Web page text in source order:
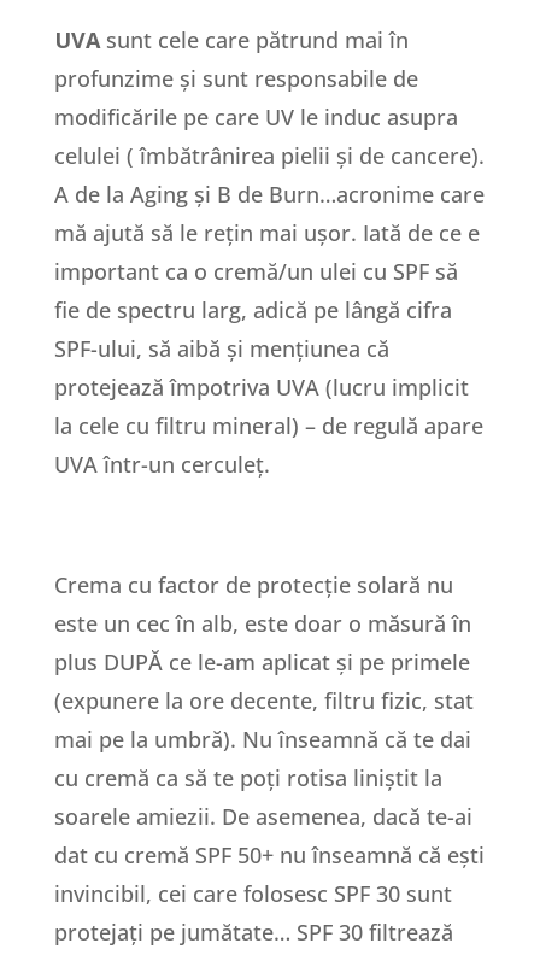
UVAsunt cele care pătrund mai în
profunzime și sunt responsabile de
modificările pe care UV le induc asupra
celulei ( îmbătrânirea pielii și de cancere).
A de la Aging și B de Burn…acronime care
mă ajută să le rețin mai ușor. Iată de ce e
important ca o cremă/un ulei cu SPF să
fie de spectru larg, adică pe lângă cifra
SPF-ului, să aibă și mențiunea că
protejează împotriva UVA (lucru implicit
la cele cu filtru mineral) – de regulă apare
UVA într-un cerculeț.
Crema cu factor de protecție solară nu
este un cec în alb, este doar o măsură în
plus DUPĂ ce le-am aplicat și pe primele
(expunere la ore decente, filtru fizic, stat
mai pe la umbră). Nu înseamnă că te dai
cu cremă ca să te poți rotisa liniștit la
soarele amiezii. De asemenea, dacă te-ai
dat cu cremă SPF 50+ nu înseamnă că ești
invincibil, cei care folosesc SPF 30 sunt
protejați pe jumătate… SPF 30 filtrează